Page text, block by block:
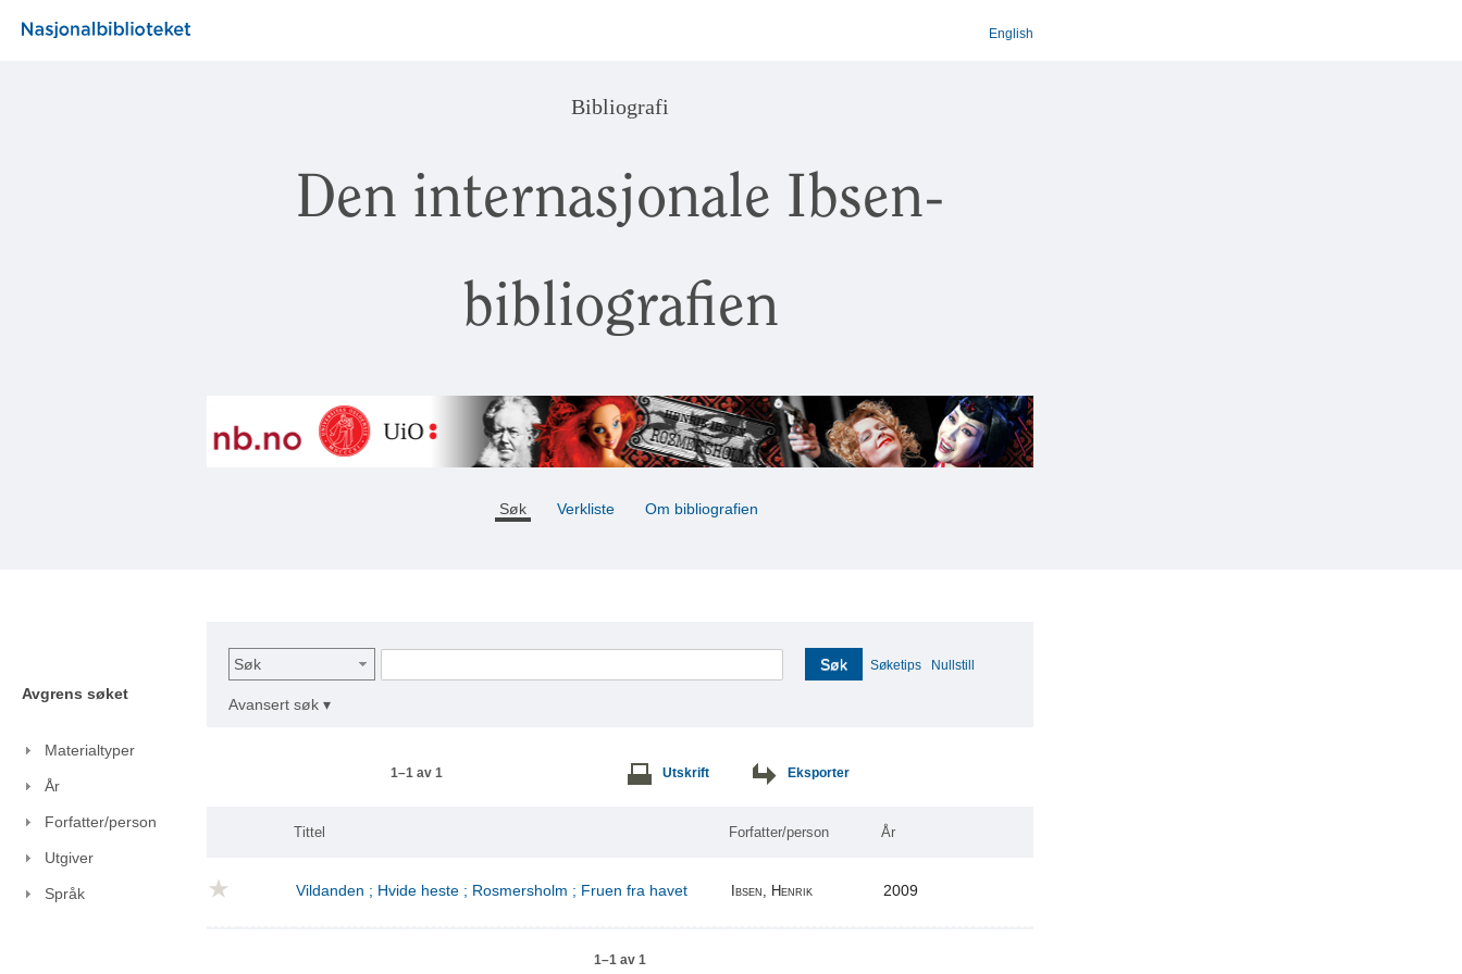
English
Bibliografi
Den internasjonale Ibsen-
bibliografien
Søk Verkliste Om bibliografien
Avgrens søket
Materialtyper
År
Forfatter/person
Utgiver
Språk
Søk Søk Søketips Nullstill
Avansert søk ▾
1–1 av 1 Utskrift Eksporter
Tittel Forfatter/person År
Vildanden ; Hvide heste ; Rosmersholm ; Fruen fra havet Ibsen, Henrik 2009
1–1 av 1